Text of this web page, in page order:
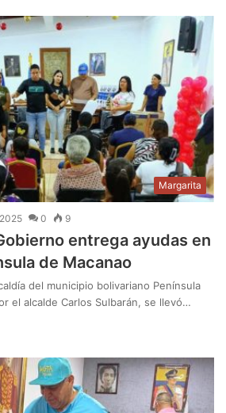
Margarita
0 9
entrega ayudas en
de Macanao
del municipio bolivariano Península
el alcalde Carlos Sulbarán, se llevó…